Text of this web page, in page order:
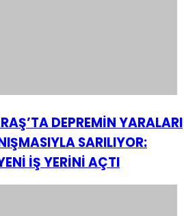
DEPREMİN YARALARI
SARILIYOR:
İŞ YERİNİ AÇTI